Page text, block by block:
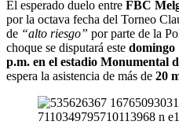
El esperado duelo entre FBC
por la octava fecha del Torneo
de “alto riesgo” por parte de la
choque se disputará este domingo
p.m. en el estadio Monumental
espera la asistencia de más de 20